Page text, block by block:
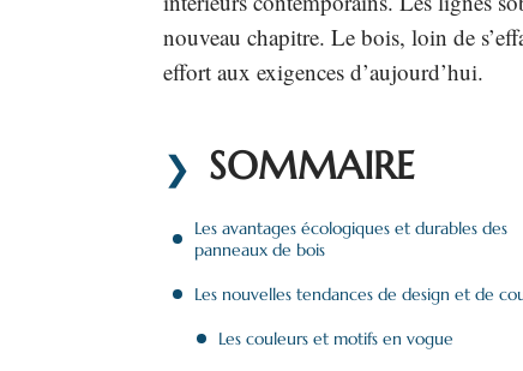
nouveau chapitre. Le bois, loin de
effort aux exigences d’aujourd’hui.
SOMMAIRE
Les avantages écologiques et durables des
panneaux de bois
Les nouvelles tendances de design et de
Les couleurs et motifs en vogue